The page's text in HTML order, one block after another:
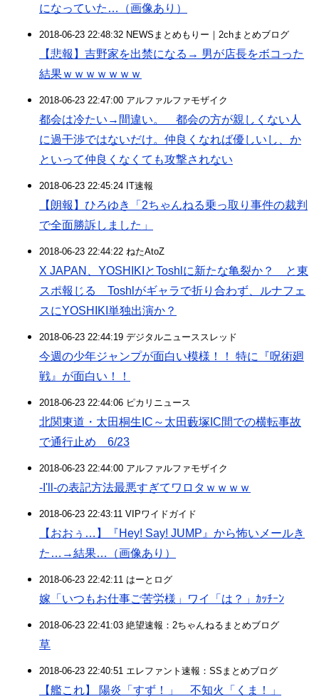
になっていた…（画像あり）
2018-06-23 22:48:32 NEWSまとめもりー｜2chまとめブログ
【悲報】吉野家を出禁になる→ 男が店長をボコった
結果ｗｗｗｗｗｗｗ
2018-06-23 22:47:00 アルファルファモザイク
都会は冷たい→間違い。 都会の方が親しくない人
に過干渉ではないだけ。仲良くなれば優しいし、か
といって仲良くなくても攻撃されない
2018-06-23 22:45:24 IT速報
【朗報】ひろゆき「2ちゃんねる乗っ取り事件の裁判
で全面勝訴しました」
2018-06-23 22:44:22 ねたAtoZ
X JAPAN、YOSHIKIとToshlに新たな亀裂か？ と東
スポ報じる Toshlがギャラで折り合わず、ルナフェ
スにYOSHIKI単独出演か？
2018-06-23 22:44:19 デジタルニューススレッド
今週の少年ジャンプが面白い模様！！ 特に『呪術廻
戦』が面白い！！
2018-06-23 22:44:06 ピカリニュース
北関東道・太田桐生IC～太田藪塚IC間での横転事故
で通行止め 6/23
2018-06-23 22:44:00 アルファルファモザイク
-I'll-の表記方法最悪すぎてワロタｗｗｗｗ
2018-06-23 22:43:11 VIPワイドガイド
【おおぅ…】『Hey! Say! JUMP』から怖いメールき
た…→結果…（画像あり）
2018-06-23 22:42:11 はーとログ
嫁「いつもお仕事ご苦労様」ワイ「は？」ｶｯﾁｰﾝ
2018-06-23 22:41:03 絶望速報：2ちゃんねるまとめブログ
草
2018-06-23 22:40:51 エレファント速報：SSまとめブログ
【艦これ】 陽炎「すず！」 不知火「くま！」